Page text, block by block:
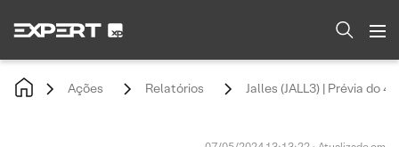
Ações Relatórios Jalles (JALL3) | Prévia do